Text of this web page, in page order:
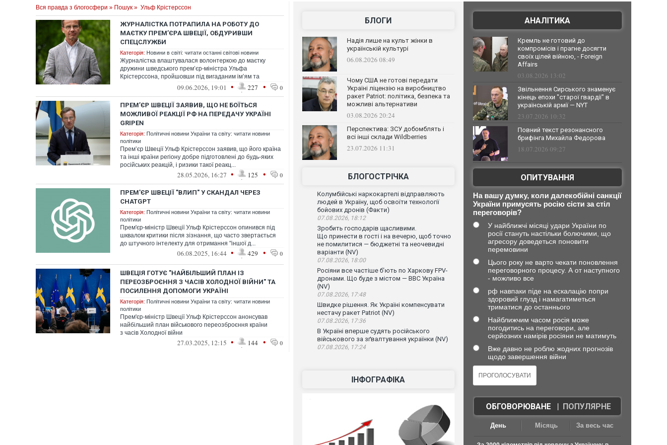
Вся правда з блогосфери » Пошук » Ульф Крістерссон
ЖУРНАЛІСТКА ПОТРАПИЛА НА РОБОТУ ДО
МАЄТКУ ПРЕМ’ЄРА ШВЕЦІЇ, ОБДУРИВШИ
СПЕЦСЛУЖБИ
Категорія: Новини в світі: читати останні світові новини
Журналістка влаштувалася волонтеркою до маєтку
дружини шведського прем’єр-міністра Ульфа
Крістерссона, пройшовши під вигаданим ім’ям та
09.06.2026, 19:01 • 227 • 0
ПРЕМ’ЄР ШВЕЦІЇ ЗАЯВИВ, ЩО НЕ БОЇТЬСЯ
МОЖЛИВОЇ РЕАКЦІЇ РФ НА ПЕРЕДАЧУ УКРАЇНІ
GRIPEN
Категорія: Політичні новини України та світу: читати новини
політики
Прем’єр Швеції Ульф Крістерссон заявив, що його країна
та інші країни регіону добре підготовлені до будь-яких
російських реакцій, і ризики такої реакц...
28.05.2026, 16:27 • 125 • 0
ПРЕМ'ЄР ШВЕЦІЇ "ВЛИП" У СКАНДАЛ ЧЕРЕЗ
CHATGPT
Категорія: Політичні новини України та світу: читати новини
політики
Прем'єр-міністр Швеції Ульф Крістерссон опинився під
шквалом критики після зізнання, що часто звертається
до штучного інтелекту для отримання "іншої д...
06.08.2025, 16:44 • 429 • 0
ШВЕЦІЯ ГОТУЄ "НАЙБІЛЬШИЙ ПЛАН ІЗ
ПЕРЕОЗБРОЄННЯ З ЧАСІВ ХОЛОДНОЇ ВІЙНИ" ТА
ПОСИЛЕННЯ ДОПОМОГИ УКРАЇНІ
Категорія: Політичні новини України та світу: читати новини
політики
Прем'єр-міністр Швеції Ульф Крістерссон анонсував
найбільший план військового переозброєння країни
з часів Холодної війни
27.03.2025, 12:15 • 144 • 0
БЛОГИ
Надія лише на культ жінки в
українській культурі
06.08.2026 08:49
Чому США не готові передати
Україні ліцензію на виробництво
ракет Patriot: політика, безпека та
можливі альтернативи
03.08.2026 20:24
Перспектива: ЗСУ добомблять і
всі інші склади Wildberries
23.07.2026 11:31
БЛОГОСТРІЧКА
Колумбійські наркокартелі відправляють
людей в Україну, щоб освоїти технології
бойових дронів (Факти)
07.08.2026, 18:12
Зробить господарів щасливими.
Що принести в гості і на вечерю, щоб точно
не помилитися — бюджетні та неочевидні
варіанти (NV)
07.08.2026, 18:00
Росіяни все частіше бʼють по Харкову FPV-
дронами. Що буде з містом — ВВС Україна
(NV)
07.08.2026, 17:48
Швидке рішення. Як Україні компенсувати
нестачу ракет Patriot (NV)
07.08.2026, 17:36
В Україні вперше судять російського
військового за зґвалтування українки (NV)
07.08.2026, 17:24
ІНФОГРАФІКА
АНАЛІТИКА
Кремль не готовий до
компромісів і прагне досягти
своїх цілей війною, - Foreign
Affairs
03.08.2026 13:02
Звільнення Сирського знаменує
кінець епохи "старої гвардії" в
українській армії — NYT
23.07.2026 10:32
Повний текст резонансного
брифінга Михайла Федорова
18.07.2026 09:27
ОПИТУВАННЯ
На вашу думку, коли далекобійні санкції
України примусять росію сісти за стіл
переговорів?
У найближчі місяці удари України по
росії стануть настільки болючими, що
агресору доведеться поновити
перемовини
Цього року не варто чекати поновлення
переговорного процесу. А от наступного
- можливо все
рф навпаки піде на ескалацію попри
здоровий глузд і намагатиметься
триматися до останнього
Найближчим часом росія може
погодитись на переговори, але
серйозних намірів росіяни не матимуть
Вже давно не роблю жодних прогнозів
щодо завершення війни
ОБГОВОРЮВАНЕ| ПОПУЛЯРНЕ
День Місяць За весь час